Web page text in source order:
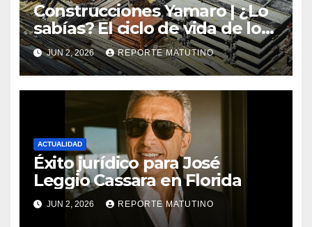
Construcciones Yamaro | ¿Lo
sabías? El ciclo de vida de los
materiales de construcción
revoluciona eficiencia en
proyectos modernos
JUN 2, 2026 REPORTE MATUTINO
ACTUALIDAD
Éxito jurídico para José
Leggio Cassara en Florida
JUN 2, 2026 REPORTE MATUTINO